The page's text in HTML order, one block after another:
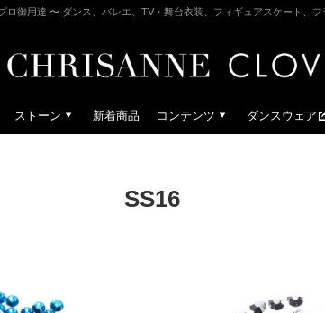
御用達 〜 ダンス、バレエ、TV・舞台衣装、フィギュアスケート、
ストーン 新着商品 コンテンツ ダンスウェア
SS16